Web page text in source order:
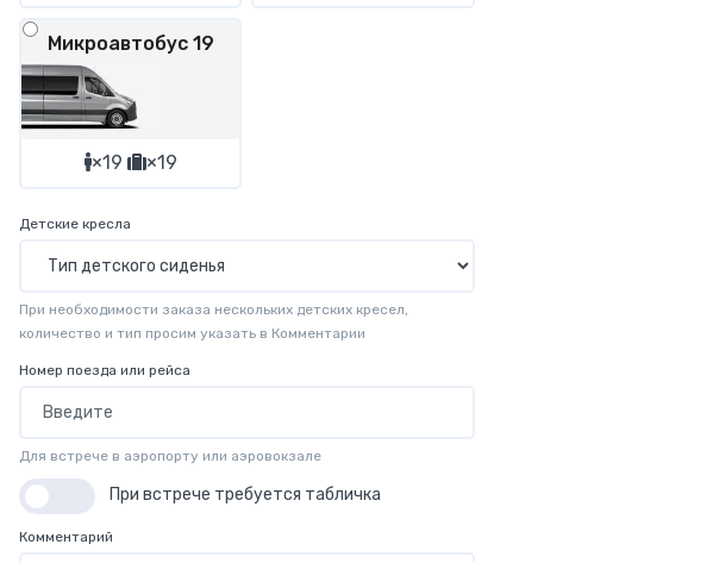
Микроавтобус 19
×19 ×19
Детские кресла
При необходимости заказа нескольких детских кресел,
количество и тип просим указать в Комментарии
Номер поезда или рейса
Для встрече в аэропорту или аэровокзале
При встрече требуется табличка
Комментарий